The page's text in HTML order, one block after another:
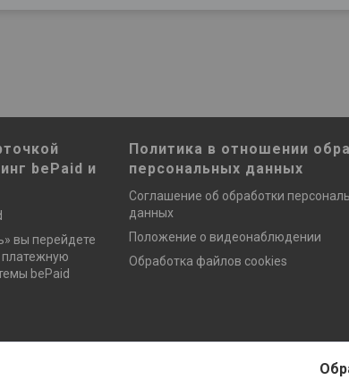
bePaid и
вы перейдете
bePaid
Политика в отношении
персональных данных
Соглашение об обработки
данных
Положение о видеонаблюдении
Обработка файлов cookies